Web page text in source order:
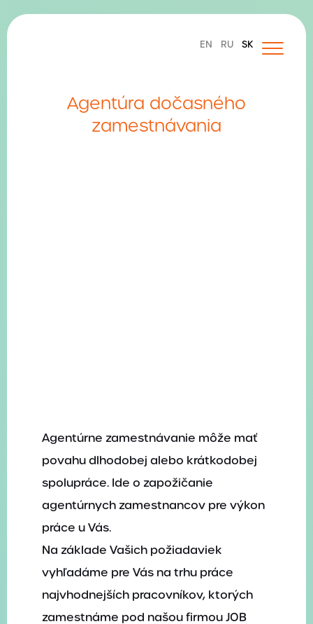
EN RU SK
Agentúra dočasného
zamestnávania
Agentúrne zamestnávanie môže mať
povahu dlhodobej alebo krátkodobej
spolupráce. Ide o zapožičanie
agentúrnych zamestnancov pre výkon
práce u Vás.
Na základe Vašich požiadaviek
vyhľadáme pre Vás na trhu práce
najvhodnejších pracovníkov, ktorých
zamestnáme pod našou firmou JOB